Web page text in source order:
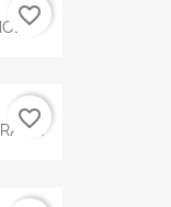
favorite_border
T...
favorite_border